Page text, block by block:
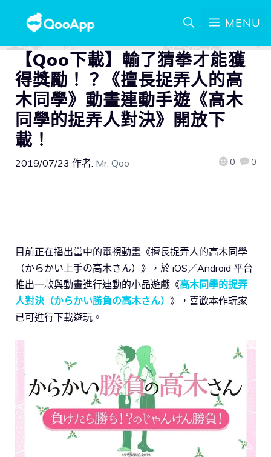
MENU
【Qoo下載】輸了猜拳才能獲
得獎勵！？《擅長捉弄人的高
木同學》動畫連動手遊《高木
同學的捉弄人對決》開放下
載！
2019/07/23 作者: Mr. Qoo 0 0
目前正在播出當中的電視動畫《擅長捉弄人的高木同學
（からかい上手の高木さん）》，於 iOS／Android 平台
推出一款與動畫進行連動的小品遊戲《高木同學的捉弄
人對決（からかい勝負の高木さん） 》，喜歡本作玩家
已可進行下載遊玩。